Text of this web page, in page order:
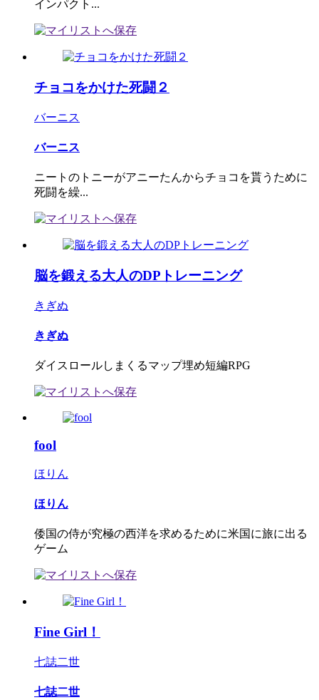
インパクト...
チョコをかけた死闘２
バーニス
バーニス
ニートのトニーがアニーたんからチョコを貰うために
死闘を繰...
脳を鍛える大人のDPトレーニング
きぎぬ
きぎぬ
ダイスロールしまくるマップ埋め短編RPG
fool
ほりん
ほりん
倭国の侍が究極の西洋を求めるために米国に旅に出る
ゲーム
Fine Girl！
七誌二世
七誌二世